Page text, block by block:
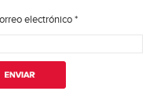
electrónico*